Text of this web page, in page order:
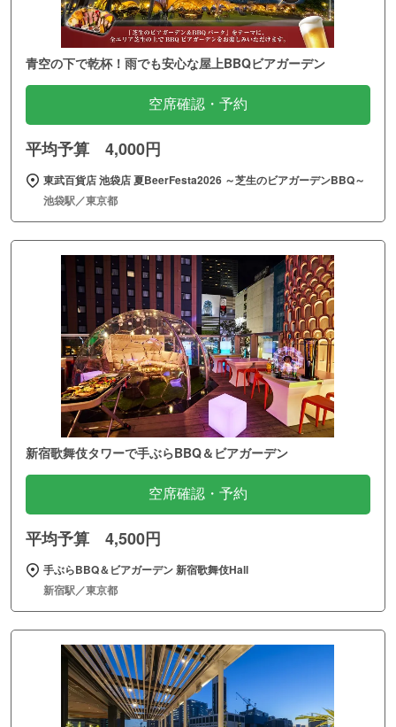
青空の下で乾杯！雨でも安心な屋上BBQビアガーデン
空席確認・予約
平均予算 4,000円
東武百貨店 池袋店 夏BeerFesta2026 ～芝生のビアガーデンBBQ～
池袋駅／東京都
新宿歌舞伎タワーで手ぶらBBQ＆ビアガーデン
空席確認・予約
平均予算 4,500円
手ぶらBBQ＆ビアガーデン 新宿歌舞伎Hall
新宿駅／東京都